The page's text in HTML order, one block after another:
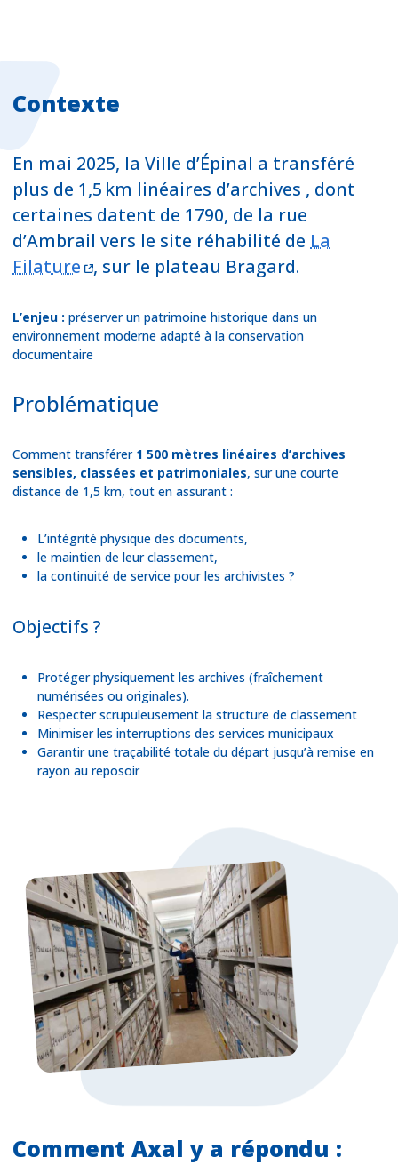
Contexte
En mai 2025, la Ville d’Épinal a transféré
plus de 1,5 km linéaires d’archives , dont
certaines datent de 1790, de la rue
d’Ambrail vers le site réhabilité de La
Filature , sur le plateau Bragard.
L’enjeu : préserver un patrimoine historique dans un
environnement moderne adapté à la conservation
documentaire
Problématique
Comment transférer 1 500 mètres linéaires d’archives
sensibles, classées et patrimoniales, sur une courte
distance de 1,5 km, tout en assurant :
L’intégrité physique des documents,
le maintien de leur classement,
la continuité de service pour les archivistes ?
Objectifs ?
Protéger physiquement les archives (fraîchement
numérisées ou originales).
Respecter scrupuleusement la structure de classement
Minimiser les interruptions des services municipaux
Garantir une traçabilité totale du départ jusqu’à remise en
rayon au reposoir
Comment Axal y a répondu :